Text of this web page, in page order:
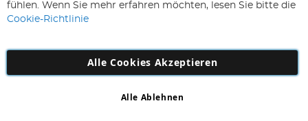
unseren
Newsletter
fühlen. Wenn Sie mehr erfahren möchten, lesen Sie bitte die
Cookie-Richtlinie
Alle Cookies Akzeptieren
Alle Ablehnen